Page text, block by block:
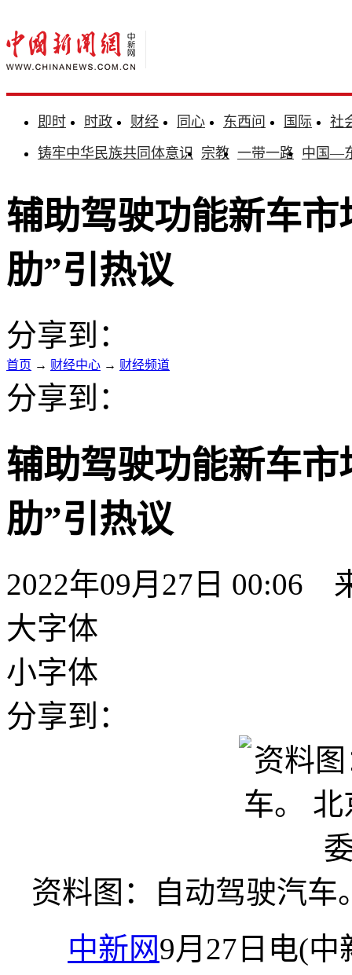
即时 时政 财经 同心 东西问 国际
社
铸牢中华民族共同体意识 宗教 一带一路 中国—
辅助驾驶功能新车
肋”引热议
分享到：
首页 → 财经中心 → 财经频道
分享到：
辅助驾驶功能新车
肋”引热议
2022年09月27日 00:06
大字体
小字体
分享到：
资料图：自动驾驶汽
中新网9月27日电(中